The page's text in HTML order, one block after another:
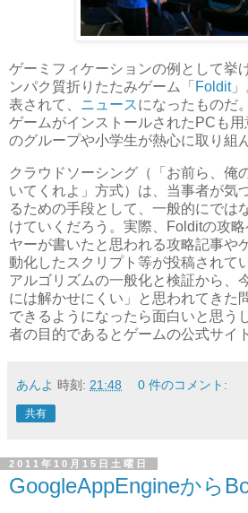
ゲーミフィケーションの例として挙
ンパク質折りたたみゲーム「 Foldit」
表されて、 ニュースになったものだ
ゲームがインストールされたPCも用
のグループや小学生が熱心に取り組
クラウドソーシング（「お前ら、俺
いてくれよ」方式）は、当事者が気
るための手段として、一般的にでは
けていくだろう。実際、Folditの攻
ヤーが書いたと思われる攻略記事や
動化したスクリプト等が投稿されて
アルゴリズムの一般化と検証から、
には解かせにくい」と思われてきた
できるようになったら面白いと思う
者の目的であるとゲームの公式サイ
あんよ 時刻: 21:48 0 件のコメント:
共有
2011年10月15日土曜日
GoogleAppEngineから